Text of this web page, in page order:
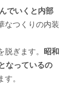
でいくと内部
なつくりの内装
ぎます。
昭和
なっているの
す。